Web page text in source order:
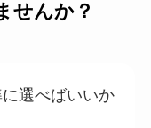
せんか？
選べばいいか